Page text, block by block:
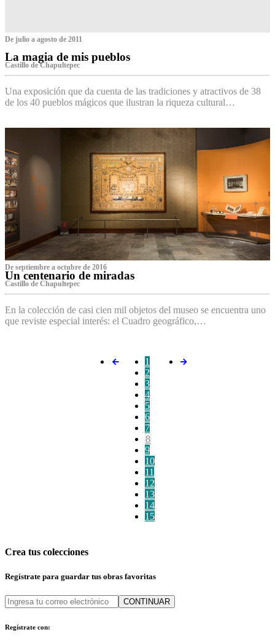
De julio a agosto de 2011
La magia de mis pueblos
Castillo de Chapultepec
Una exposición que da cuenta de las tradiciones y atractivos de 38
de los 40 pueblos mágicos que ilustran la riqueza cultural…
De septiembre a octubre de 2016
Un centenario de miradas
Castillo de Chapultepec
En la colección de casi cien mil objetos del museo se encuentra uno
que reviste especial interés: el Cuadro geográfico,…
1
2
3
4
5
6
7
8
9
10
11
12
13
14
15
Crea tus colecciones
Regístrate para guardar tus obras favoritas
CONTINUAR
Regístrate con: